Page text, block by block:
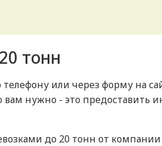
тонн
телефону или через форму на
вам нужно - это предоставить
до 20 тонн от